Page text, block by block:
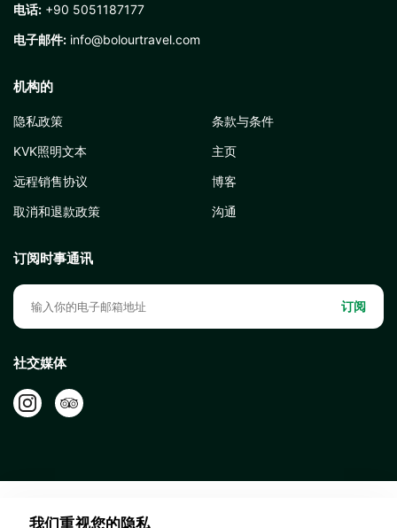
电话: +90 5051187177
电子邮件: info@bolourtravel.com
机构的
隐私政策
KVK照明文本
远程销售协议
取消和退款政策
条款与条件
主页
博客
沟通
订阅时事通讯
订阅
社交媒体
我们重视您的隐私